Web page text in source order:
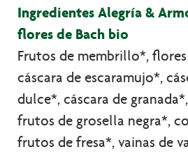
Ingredientes Alegría &
flores de Bach bio
Frutos de membrillo*,
cáscara de escaramujo*,
dulce*, cáscara de
frutos de grosella negra*,
frutos de fresa*, vainas de